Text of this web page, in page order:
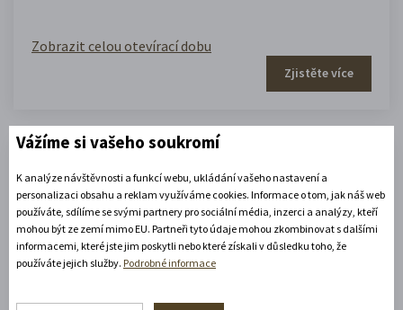
Zobrazit celou otevírací dobu
Zjistěte více
Portmoneum – Museum Josefa
Váchala
Portmoneum
(platné od 1. 5. 2026 do 30. 9. 2026)
Vážíme si vašeho soukromí
K analýze návštěvnosti a funkcí webu, ukládání vašeho nastavení a
personalizaci obsahu a reklam využíváme cookies. Informace o tom, jak náš web
používáte, sdílíme se svými partnery pro sociální média, inzerci a analýzy, kteří
mohou být ze zemí mimo EU. Partneři tyto údaje mohou zkombinovat s dalšími
informacemi, které jste jim poskytli nebo které získali v důsledku toho, že
používáte jejich služby. Podrobné informace